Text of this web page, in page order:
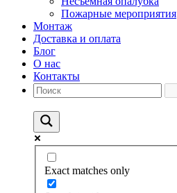
Пожарные мероприятия
Монтаж
Доставка и оплата
Блог
О нас
Контакты
Exact matches only